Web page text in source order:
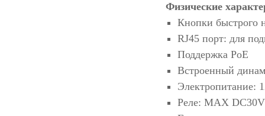
Физические
Кнопки быстрого
RJ45 порт: для
Поддержка PoE
Встроенный
Электропитание:
Реле: MAX